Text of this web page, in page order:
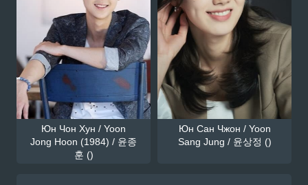
Юн Чон Хун / Yoon
Jong Hoon (1984) / 윤종
훈 ()
Юн Сан Чжон / Yoon
Sang Jung / 윤상정 ()